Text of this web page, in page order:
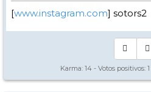
[www.instagram.com] sotors2
Karma: 14 - Votos positivos: 1